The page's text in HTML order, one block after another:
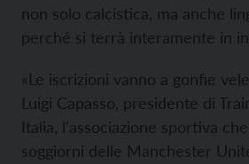
non solo calcistica, ma anche
perché si terrà interamente in
«Le iscrizioni vanno a gonfie
Luigi Capasso, presidente di
Italia, l'associazione sportiva
soggiorni delle Manchester